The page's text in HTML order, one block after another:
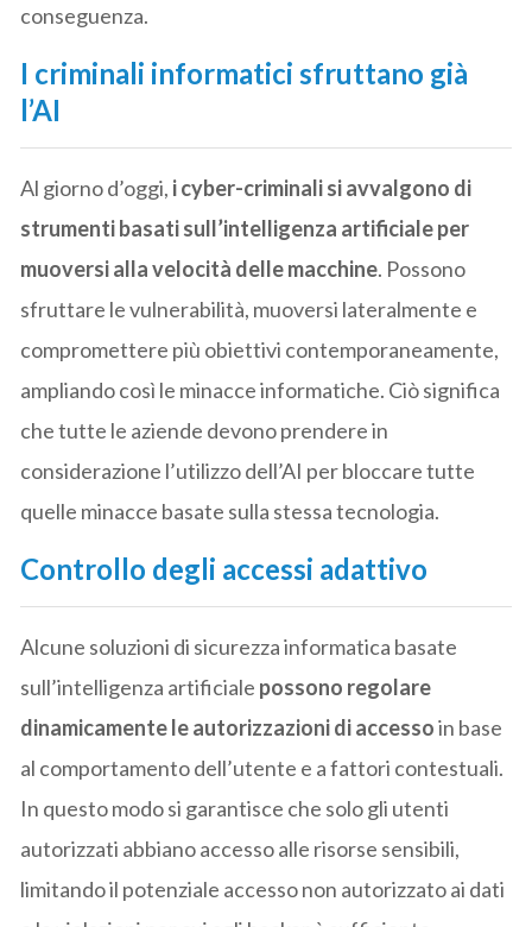
conseguenza.
I criminali informatici sfruttano già
l’AI
Al giorno d’oggi, i cyber-criminali si avvalgono di
strumenti basati sull’intelligenza artificiale per
muoversi alla velocità delle macchine. Possono
sfruttare le vulnerabilità, muoversi lateralmente e
compromettere più obiettivi contemporaneamente,
ampliando così le minacce informatiche. Ciò significa
che tutte le aziende devono prendere in
considerazione l’utilizzo dell’AI per bloccare tutte
quelle minacce basate sulla stessa tecnologia.
Controllo degli accessi adattivo
Alcune soluzioni di sicurezza informatica basate
sull’intelligenza artificiale possono regolare
dinamicamente le autorizzazioni di accessoin base
al comportamento dell’utente e a fattori contestuali.
In questo modo si garantisce che solo gli utenti
autorizzati abbiano accesso alle risorse sensibili,
limitando il potenziale accesso non autorizzato ai dati